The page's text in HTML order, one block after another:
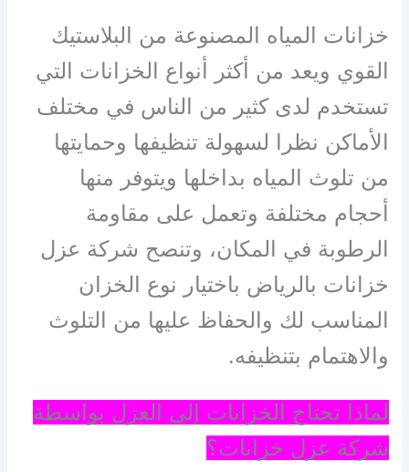
خزانات المياه المصنوعة من البلاستيك
القوي ويعد من أكثر أنواع الخزانات التي
تستخدم لدى كثير من الناس في مختلف
الأماكن نظرا لسهولة تنظيفها وحمايتها
من تلوث المياه بداخلها ويتوفر منها
أحجام مختلفة وتعمل على مقاومة
الرطوبة في المكان، وتنصح شركة عزل
خزانات بالرياض باختيار نوع الخزان
المناسب لك والحفاظ عليها من التلوث
والاهتمام بتنظيفه.
لماذا تحتاج الخزانات إلى العزل بواسطة
شركة عزل خزانات؟